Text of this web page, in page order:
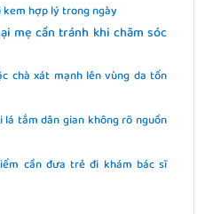
kem hợp lý trong ngày
mẹ cần tránh khi chăm sóc
chà xát mạnh lên vùng da tổn
lá tắm dân gian không rõ nguồn
cần đưa trẻ đi khám bác sĩ